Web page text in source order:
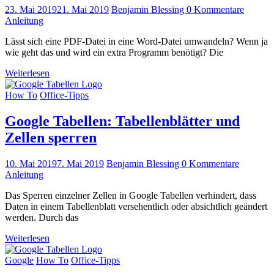
23. Mai 201921. Mai 2019 Benjamin Blessing 0 Kommentare
Anleitung
Lässt sich eine PDF-Datei in eine Word-Datei umwandeln? Wenn ja
wie geht das und wird ein extra Programm benötigt? Die
Weiterlesen
How To Office-Tipps
Google Tabellen: Tabellenblätter und
Zellen sperren
10. Mai 20197. Mai 2019 Benjamin Blessing 0 Kommentare
Anleitung
Das Sperren einzelner Zellen in Google Tabellen verhindert, dass
Daten in einem Tabellenblatt versehentlich oder absichtlich geändert
werden. Durch das
Weiterlesen
Google How To Office-Tipps